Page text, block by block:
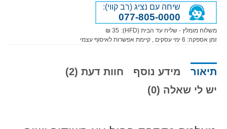
שיחה עם נציג (רב קווי):
077-805-0000
משלוח מומלץ - שליח עד הבית (HFD):
35 ₪
זמן אספקה: 6 ימי עסקים , קיימת אפשרות לאיסוף עצמי
תיאור מידע נוסף
חוות דעת (2)
יש לי שאלה (0)